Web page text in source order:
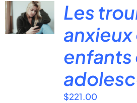
Les
anxieux
enfants
$221.00